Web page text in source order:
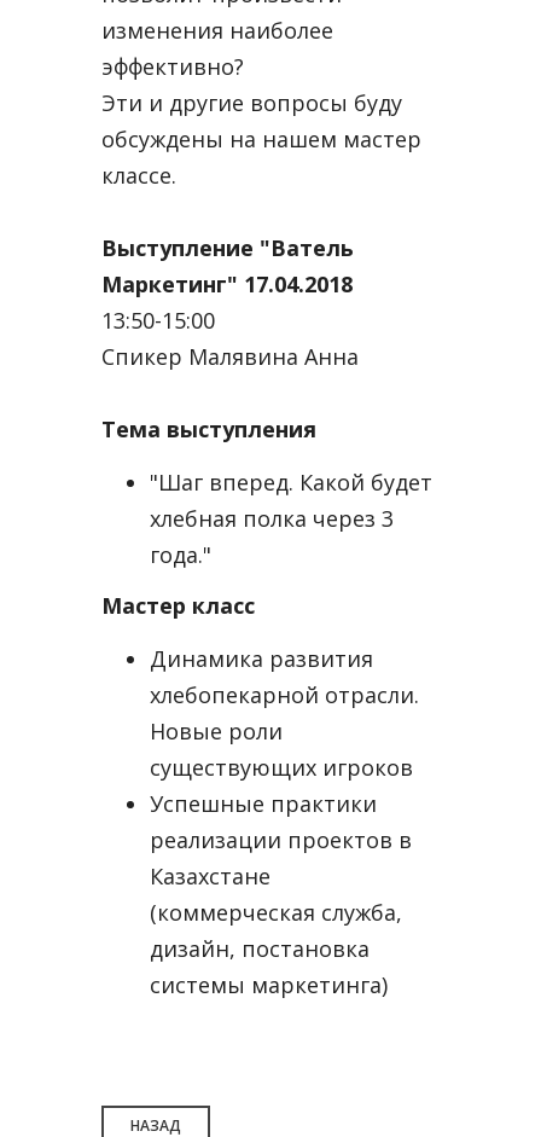
изменения наиболее
эффективно?
Эти и другие вопросы буду
обсуждены на нашем мастер
классе.
Выступление "Ватель
Маркетинг" 17.04.2018
13:50-15:00
Спикер Малявина Анна
Тема выступления
"Шаг вперед. Какой будет
хлебная полка через 3
года."
Мастер класс
Динамика развития
хлебопекарной отрасли.
Новые роли
существующих игроков
Успешные практики
реализации проектов в
Казахстане
(коммерческая служба,
дизайн, постановка
системы маркетинга)
НАЗАД